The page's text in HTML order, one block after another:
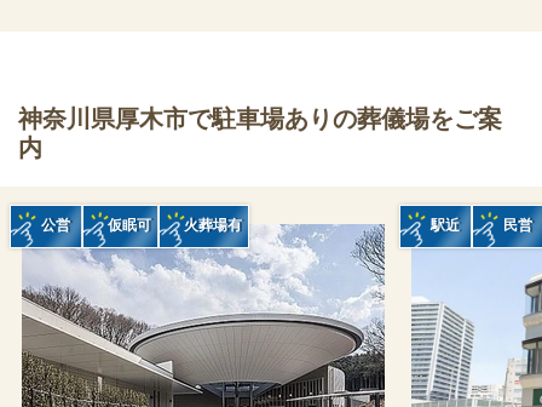
神奈川県厚木市で駐車場ありの葬儀場をご案
内
公営 仮眠可 火葬場有 駅近 民営